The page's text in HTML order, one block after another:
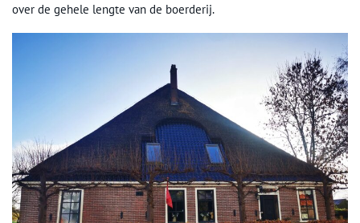
over de gehele lengte van de boerderij.